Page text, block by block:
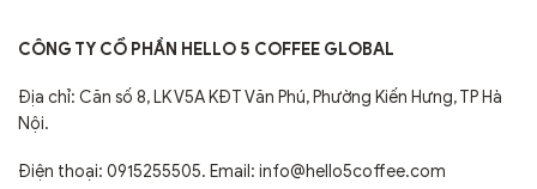
CÔNG TY CỔ PHẦN HELLO 5 COFFEE GLOBAL
Địa chỉ: Căn số 8, LK V5A KĐT Văn Phú, Phường Kiến Hưng, TP Hà
Nội.
Điện thoại: 0915255505. Email: info@hello5coffee.com